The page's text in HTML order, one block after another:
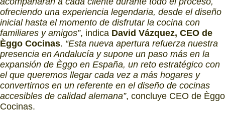
ofreciendo una experiencia legendaria, desde el diseño
inicial hasta el momento de disfrutar la cocina con
familiares y amigos”, indica David Vázquez, CEO de
Èggo Cocinas. “Esta nueva apertura refuerza nuestra
presencia en Andalucía y supone un paso más en la
expansión de Èggo en España, un reto estratégico con
el que queremos llegar cada vez a más hogares y
convertirnos en un referente en el diseño de cocinas
accesibles de calidad alemana”, concluye CEO de Èggo
Cocinas.